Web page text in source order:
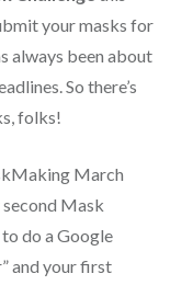
your masks for
always been about
So there’s
folks!
March
second Mask
do a Google
and your first